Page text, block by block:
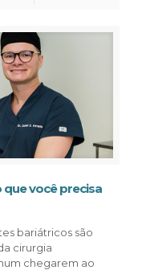
que você precisa
bariátricos são
cirurgia
chegarem ao